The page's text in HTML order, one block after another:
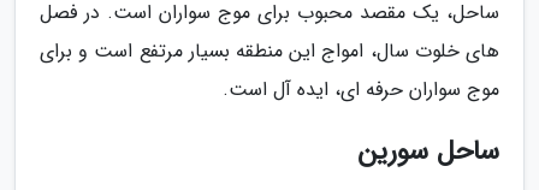
ساحل، یک مقصد محبوب برای موج سواران است. در فصل
های خلوت سال، امواج این منطقه بسیار مرتفع است و برای
موج سواران حرفه ای، ایده آل است.
ساحل سورین